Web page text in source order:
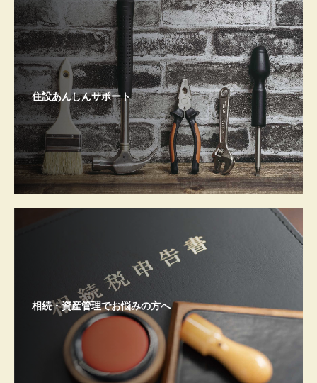
住設あんしんサポート
相続・資産管理でお悩みの方へ